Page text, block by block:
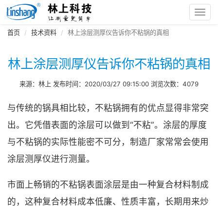
首页 技术资料 林上涂层测厚仪告诉你不粘锅的真相
林上涂层测厚仪告诉你不粘锅的真相
来源：林上 发布时间：2020/03/27 09:15:00 浏览次数：4079
与传统的锅具相比较，不粘锅拥有的优点显得非常突
出。它凭借表面的涂层可以做到“不粘”。涂层的厚度
与不粘锅的实际性能密不可分，制造厂家常常会使用
涂层测厚仪进行测量。
市面上畅销的不粘锅表面涂层是由一种复合材料制成
的，这种复合材料成本低廉、性质丰富，长期用来炒